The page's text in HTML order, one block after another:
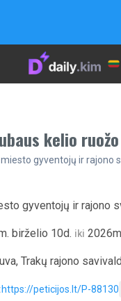
kelio
miesto gyventojų ir rajono
gyventojų ir rajono
birželio 10d. iki
Trakų rajono
https://peticijos.lt/P-88130